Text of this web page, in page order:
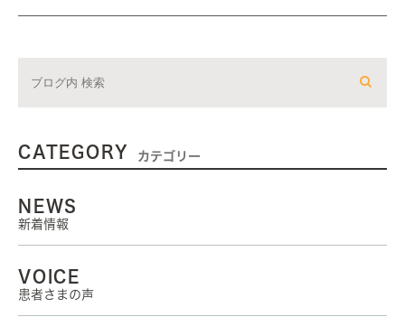
CATEGORY カテゴリー
NEWS
新着情報
VOICE
患者さまの声